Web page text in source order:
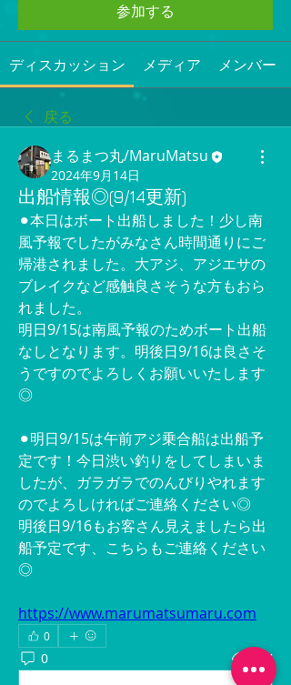
参加する
ディスカッション メディア メンバー
戻る
まるまつ丸/MaruMatsu
2024年9月14日
出船情報◎(9/14更新)
⚫︎本日はボート出船しました！少し南
風予報でしたがみなさん時間通りにご
帰港されました。大アジ、アジエサの
ブレイクなど感触良さそうな方もおら
れました。
明日9/15は南風予報のためボート出船
なしとなります。明後日9/16は良さそ
うですのでよろしくお願いいたします
◎
⚫︎明日9/15は午前アジ乗合船は出船予
定です！今日渋い釣りをしてしまいま
したが、ガラガラでのんびりやれます
のでよろしければご連絡ください◎
明後日9/16もお客さん見えましたら出
船予定です、こちらもご連絡ください
◎
https://www.marumatsumaru.com
0
0 137